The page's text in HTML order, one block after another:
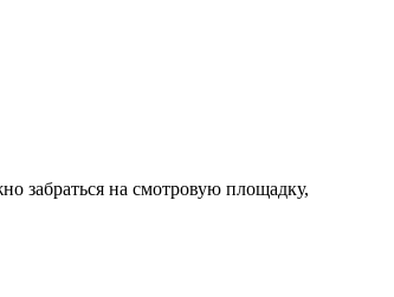
забраться на смотровую площадку,